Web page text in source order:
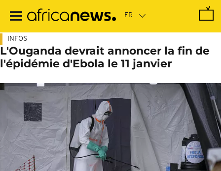
contenu
INFOS
L'Ouganda devrait annoncer la fin de
l'épidémie d'Ebola le 11 janvier